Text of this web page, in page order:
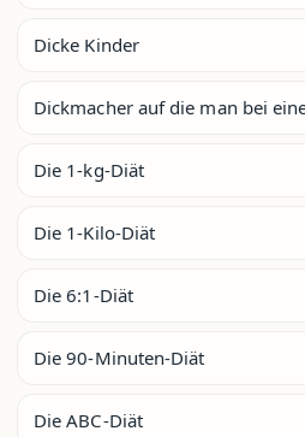
Dicke Kinder
Dickmacher auf die man bei
Die 1-kg-Diät
Die 1-Kilo-Diät
Die 6:1-Diät
Die 90-Minuten-Diät
Die ABC-Diät